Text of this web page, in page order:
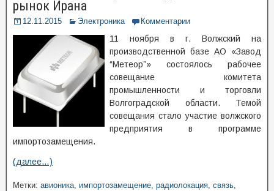
рынок Ирана
12.11.2015 Электроника Комментарии
11 ноября в г. Волжский на
производственной базе АО «Завод
“Метеор”» состоялось рабочее
совещание комитета
промышленности и торговли
Волгоградской области. Темой
совещания стало участие волжского
предприятия в программе
импортозамещения.
(далее…)
Метки: авионика, импортозамещение, радиолокация, связь,